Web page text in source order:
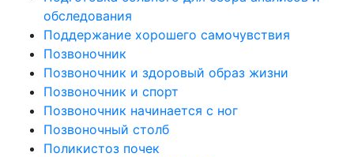
обследования
Поддержание хорошего самочувствия
Позвоночник
Позвоночник и здоровый образ жизни
Позвоночник и спорт
Позвоночник начинается с ног
Позвоночный столб
Поликистоз почек